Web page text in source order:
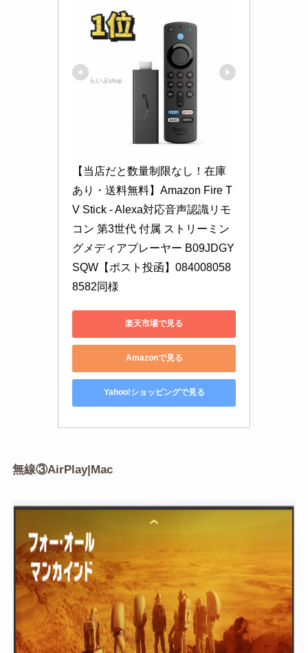
【当店だと数量制限なし！在庫
あり・送料無料】Amazon Fire T
V Stick - Alexa対応音声認識リモ
コン 第3世代 付属 ストリーミン
グメディアプレーヤー B09JDGY
SQW【ポスト投函】084008058
8582同様
楽天市場で見る
Amazonで見る
Yahoo!ショッピングで見る
無線③AirPlay|Mac